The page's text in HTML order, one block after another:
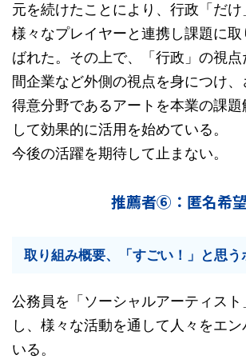
元を続けたことにより、行政「だけ
様々なプレイヤーと連携し課題に
ばれた。その上で、「行政」の視
間企業など外側の視点を身につけ
得意分野であるアートを本業の課題
して効果的に活用を始めている。
今後の活躍を期待して止まない。
推薦者⑥：匿名希
取り組み概要、「すごい！」と思う
公務員を「ソーシャルアーティス
し、様々な活動を通して人々をエ
いる。